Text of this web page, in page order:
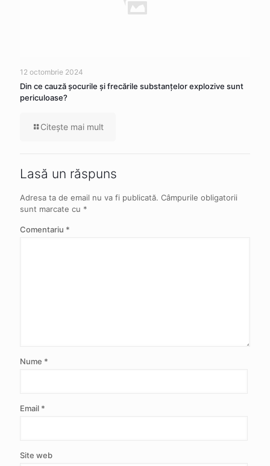
12 octombrie 2024
Din ce cauză şocurile şi frecările substanţelor explozive sunt
periculoase?
Citeşte mai mult
Lasă un răspuns
Adresa ta de email nu va fi publicată. Câmpurile obligatorii
sunt marcate cu *
Comentariu *
Nume *
Email *
Site web